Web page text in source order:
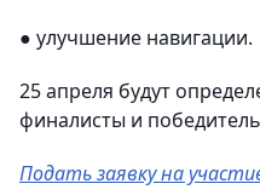
● улучшение навигации.
25 апреля будут
финалисты и
Подать заявку на